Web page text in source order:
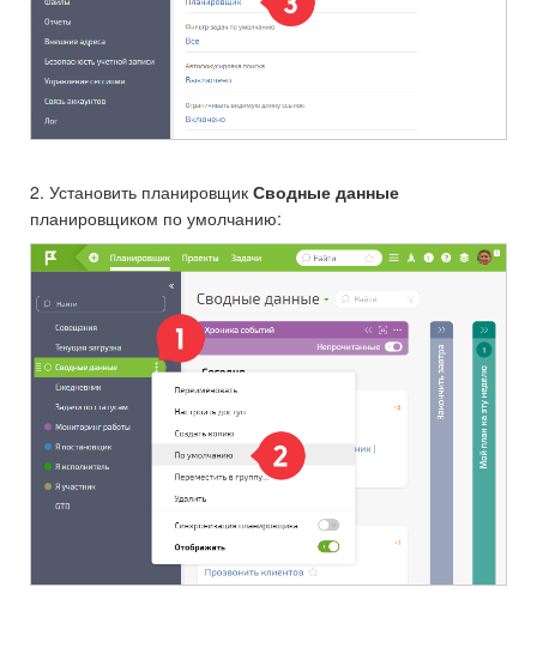
2. Установить планировщик Сводные данные
планировщиком по умолчанию: